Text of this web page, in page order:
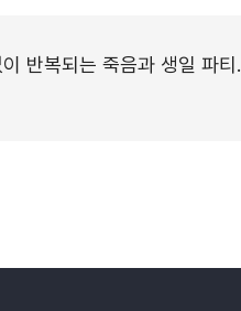
반복되는 죽음과 생일 파티.